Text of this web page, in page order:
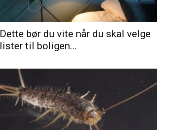
Dette bør du vite når du skal velge
lister til boligen...